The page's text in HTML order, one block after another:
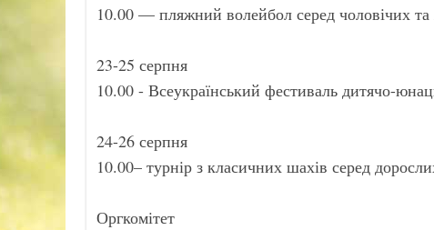
10.00 — пляжний волейбол серед чоловічих
23-25 серпня
10.00 - Всеукраїнський фестиваль дитячо-
24-26 серпня
10.00– турнір з класичних шахів серед
Оргкомітет